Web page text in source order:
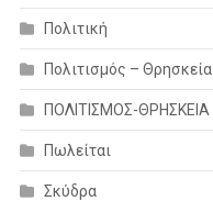
Πολιτική
Πολιτισμός – Θρησκεία
ΠΟΛΙΤΙΣΜΟΣ-ΘΡΗΣΚΕΙΑ
Πωλείται
Σκύδρα